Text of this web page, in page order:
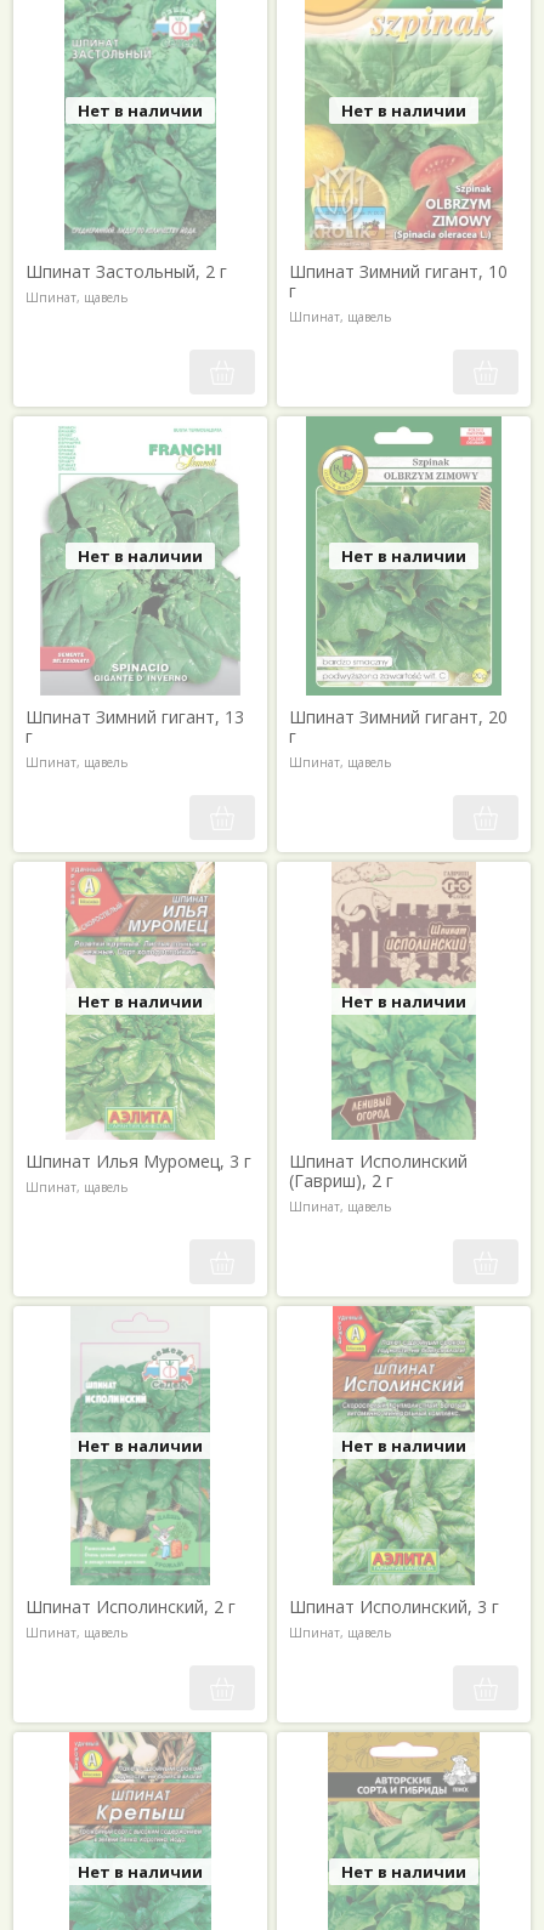
Нет в наличии
Шпинат Застольный, 2 г
Шпинат, щавель
Нет в наличии
Шпинат Зимний гигант, 10
г
Шпинат, щавель
Нет в наличии
Шпинат Зимний гигант, 13
г
Шпинат, щавель
Нет в наличии
Шпинат Зимний гигант, 20
г
Шпинат, щавель
Нет в наличии
Шпинат Илья Муромец, 3 г
Шпинат, щавель
Нет в наличии
Шпинат Исполинский
(Гавриш), 2 г
Шпинат, щавель
Нет в наличии
Шпинат Исполинский, 2 г
Шпинат, щавель
Нет в наличии
Шпинат Исполинский, 3 г
Шпинат, щавель
Нет в наличии Нет в наличии